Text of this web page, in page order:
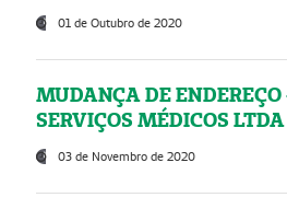
01 de Outubro de 2020
MUDANÇA DE
SERVIÇOS MÉDICOS
03 de Novembro de 2020